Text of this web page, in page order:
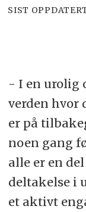
SIST
- I en urolig
verden hvor
er på
noen gang
alle er en
deltakelse i
et aktivt